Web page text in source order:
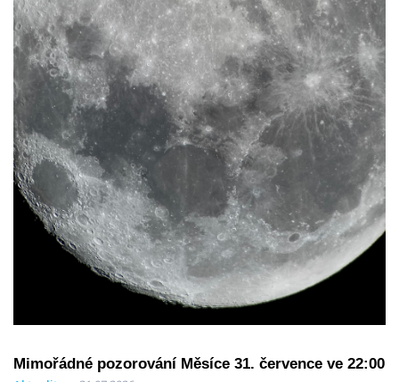
Mimořádné pozorování Měsíce 31. července ve 22:00